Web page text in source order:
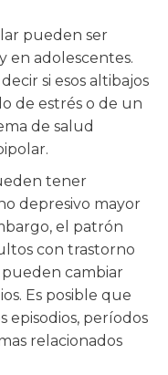
pueden ser
en adolescentes.
si esos altibajos
de estrés o de un
de salud
tener
depresivo mayor
el patrón
con trastorno
pueden cambiar
Es posible que
episodios, períodos
relacionados